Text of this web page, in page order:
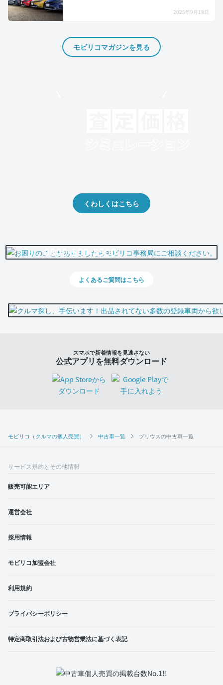
モビリコ（クルマの個人売買） 中古車一覧 プリウスの中古車一覧
2025年9月18日
モビリコマガジンを見る
くわしくはこちら
0800-500-5500
よくあるご質問はこちら
スマホで新着情報を見逃さない
公式アプリを無料ダウンロード
サービス規約とその他情報
販売可能エリア
運営会社
採用情報
モビリコ加盟会社
利用規約
プライバシーポリシー
特定商取引法および古物営業法に基づく表記